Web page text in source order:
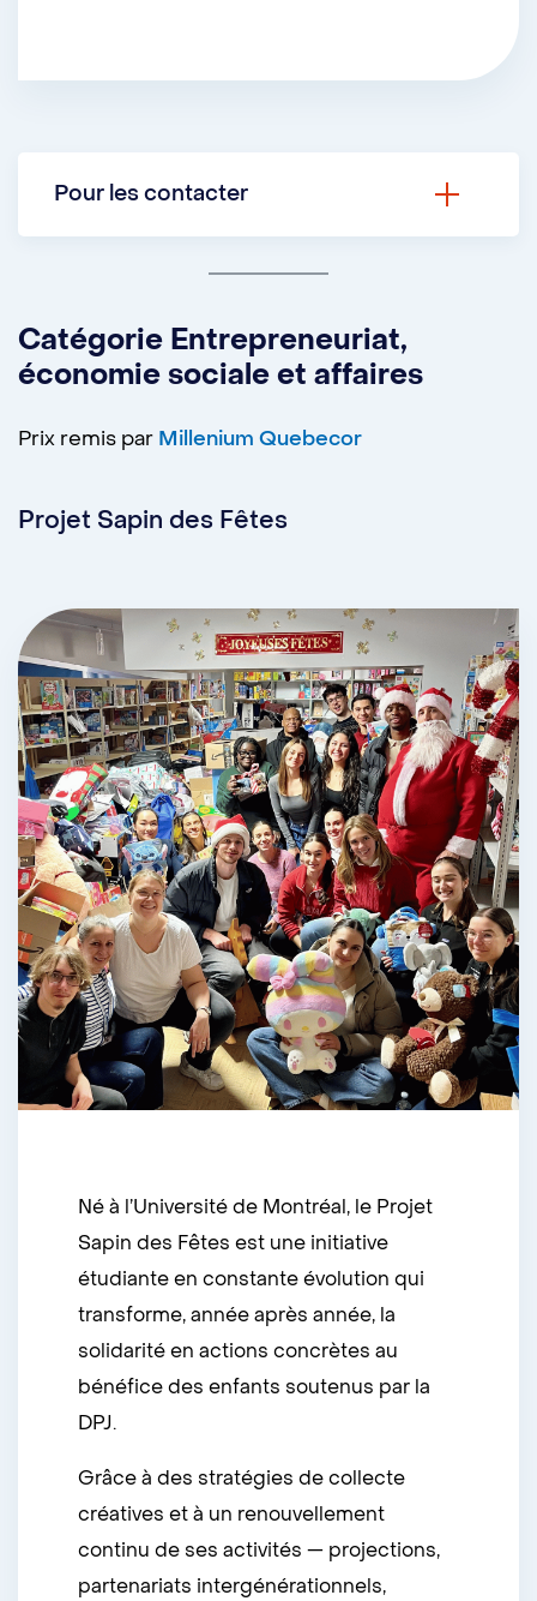
Pour les contacter
monic.board@gmail.com
Site web :MONIC
Facebook : MONIC
Instagram :@monicmontreal
LinkedIn :Montreal Consciousness
Catégorie Entrepreneuriat,
économie sociale et affaires
Prix remis par Millenium Quebecor
Projet Sapin des Fêtes
Né à l’Université de Montréal, le Projet
Sapin des Fêtes est une initiative
étudiante en constante évolution qui
transforme, année après année, la
solidarité en actions concrètes au
bénéfice des enfants soutenus par la
DPJ.
Grâce à des stratégies de collecte
créatives et à un renouvellement
continu de ses activités — projections,
partenariats intergénérationnels,